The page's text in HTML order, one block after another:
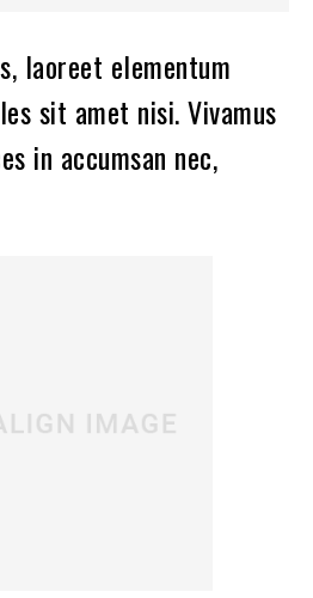
laoreet elementum
sit amet nisi. Vivamus
in accumsan nec,